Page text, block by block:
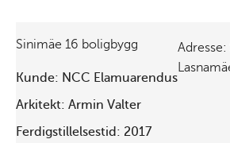
Sinimäe 16 boligbygg
Kunde: NCC Elamuarendus
Arkitekt: Armin Valter
Ferdigstillelsestid: 2017
Adresse: